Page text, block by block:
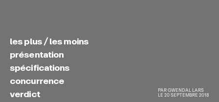
PARGWENDAL LARS
LE 20 SEPTEMBRE 2018
les plus / les moins
présentation
spécifications
concurrence
verdict